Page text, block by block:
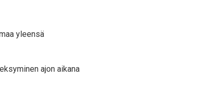
yleensä
ajon aikana